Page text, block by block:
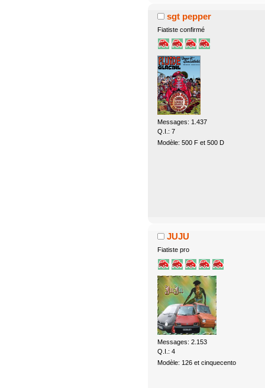
sgt pepper
Fiatiste confirmé
Messages: 1.437
Q.I.: 7
Modèle: 500 F et 500 D
JUJU
Fiatiste pro
Messages: 2.153
Q.I.: 4
Modèle: 126 et cinquecento